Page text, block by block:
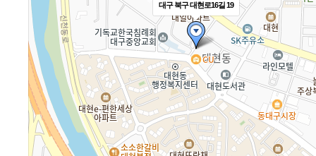
대구 북구 대현로16길 19